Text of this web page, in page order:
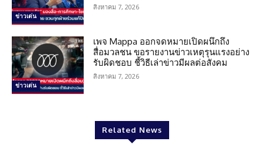
ข่าวเด่น
สิงหาคม 7, 2026
ข่าวเด่น
เพจ Mappa ออกจดหมายเปิดผนึกถึง
สื่อมวลชน ขอรายงานข่าวเหตุรุนแรงอย่าง
รับผิดชอบ ชี้วิธีเล่าข่าวมีผลต่อสังคม
สิงหาคม 7, 2026
Related News